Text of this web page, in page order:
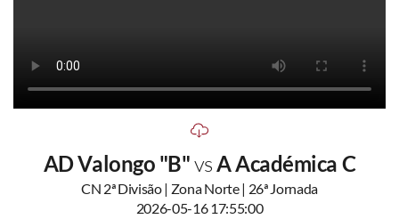
AD Valongo "B"vsA Académica C
CN 2ª Divisão | Zona Norte | 26ª Jornada
2026-05-16 17:55:00